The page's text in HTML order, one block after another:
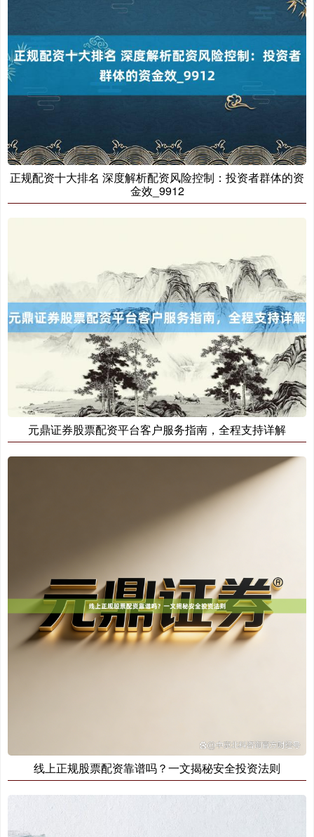
正规配资十大排名 深度解析配资风险控制：投资者群体的资
金效_9912
元鼎证券股票配资平台客户服务指南，全程支持详解
线上正规股票配资靠谱吗？一文揭秘安全投资法则